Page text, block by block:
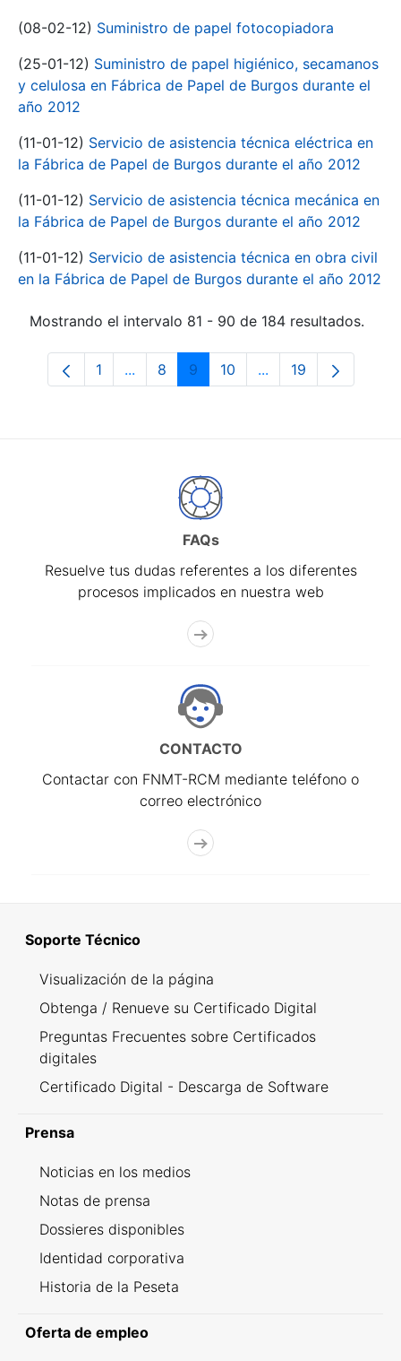
(08-02-12) Suministro de papel fotocopiadora
(25-01-12) Suministro de papel higiénico, secamanos
y celulosa en Fábrica de Papel de Burgos durante el
año 2012
(11-01-12) Servicio de asistencia técnica eléctrica en
la Fábrica de Papel de Burgos durante el año 2012
(11-01-12) Servicio de asistencia técnica mecánica en
la Fábrica de Papel de Burgos durante el año 2012
(11-01-12) Servicio de asistencia técnica en obra civil
en la Fábrica de Papel de Burgos durante el año 2012
Mostrando el intervalo 81 - 90 de 184 resultados.
Página
1 ...Páginas intermedias Use TAB para
Página
8 Página
9 Página
10 ...PáginasPágina
19
FAQs
Resuelve tus dudas referentes a los diferentes
procesos implicados en nuestra web
CONTACTO
Contactar con FNMT-RCM mediante teléfono o
correo electrónico
Soporte Técnico
Visualización de la página
Obtenga / Renueve su Certificado Digital
Preguntas Frecuentes sobre Certificados
digitales
Certificado Digital - Descarga de Software
Prensa
Noticias en los medios
Notas de prensa
Dossieres disponibles
Identidad corporativa
Historia de la Peseta
Oferta de empleo